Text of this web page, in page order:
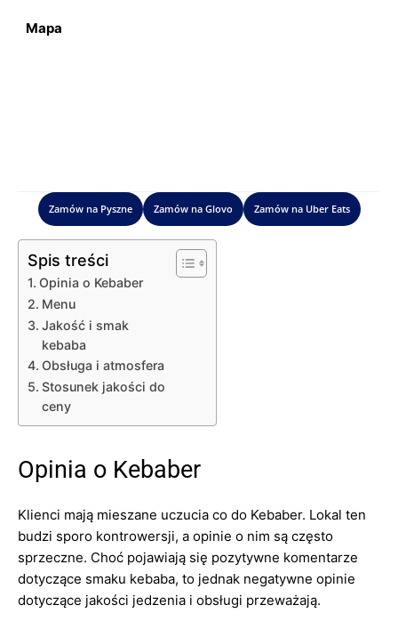
Mapa
Zamów na Pyszne Zamów na Glovo Zamów na Uber Eats
Spis treści
Opinia o Kebaber
Menu
Jakość i smak
kebaba
Obsługa i atmosfera
Stosunek jakości do
ceny
Opinia o Kebaber
Klienci mają mieszane uczucia co do Kebaber. Lokal ten
budzi sporo kontrowersji, a opinie o nim są często
sprzeczne. Choć pojawiają się pozytywne komentarze
dotyczące smaku kebaba, to jednak negatywne opinie
dotyczące jakości jedzenia i obsługi przeważają.